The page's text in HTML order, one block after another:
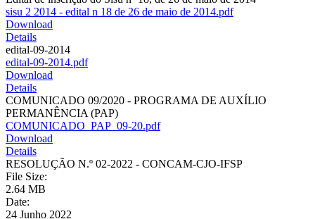
sisu 2 2014 - edital n 18 de 26 de maio de 2014.pdf
Download
Details
edital-09-2014
edital-09-2014.pdf
Download
Details
COMUNICADO 09/2020 - PROGRAMA DE AUXÍLIO
PERMANÊNCIA (PAP)
COMUNICADO_PAP_09-20.pdf
Download
Details
RESOLUÇÃO N.º 02-2022 - CONCAM-CJO-IFSP
File Size:
2.64 MB
Date:
24 Junho 2022